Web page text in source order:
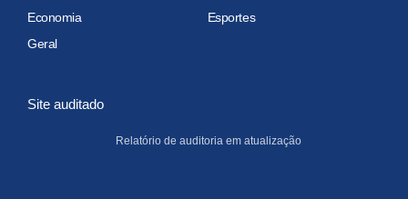
Economia
Esportes
Geral
Site auditado
Relatório de auditoria em atualização